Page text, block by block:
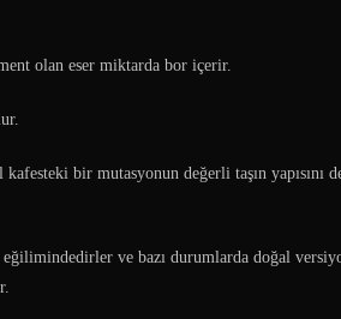
olan eser miktarda bor içerir.
bir mutasyonun değerli taşın yapısını
ve bazı durumlarda doğal